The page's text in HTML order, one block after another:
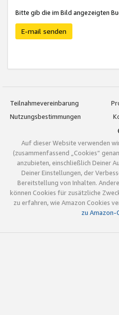
Bitte gib die im Bild angezeigten
E-mail senden
Teilnahmevereinbarung
Nutzungsbestimmungen
Auf dieser Website verwenden
(zusammenfassend „Cookies“
anzubieten, einschließlich Deiner
Deiner Einstellungen, der
Bereitstellung von Inhalten.
können Cookies für zusätzliche
zu erfahren, wie Amazon Cookies
zu Amazon-